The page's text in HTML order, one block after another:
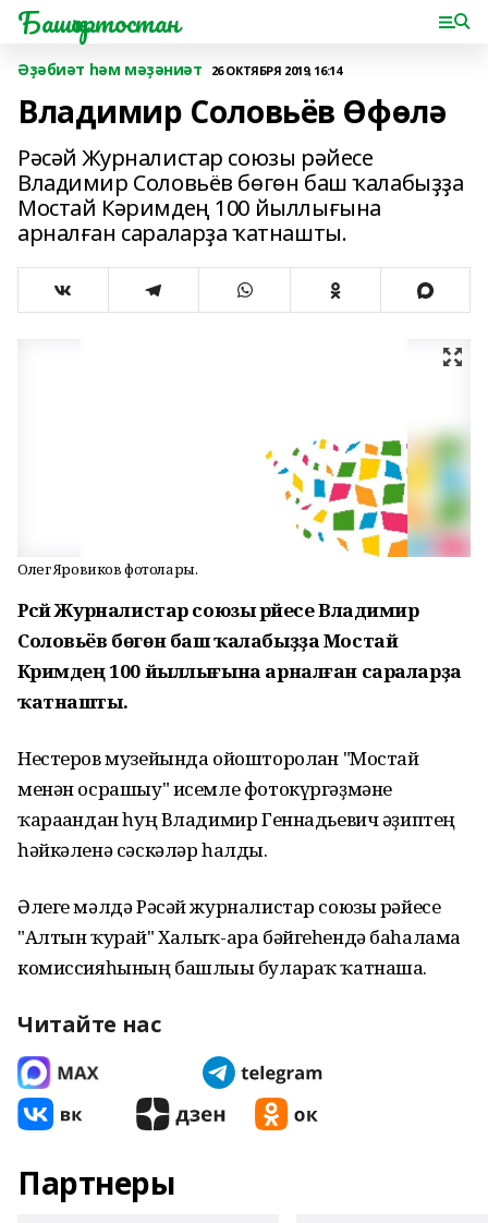
Башҡортостан
Әҙәбиәт һәм мәҙәниәт 26 ОКТЯБРЯ 2019, 16:14
Владимир Соловьёв Өфөлә
Рәсәй Журналистар союзы рәйесе
Владимир Соловьёв бөгөн баш ҡалабыҙҙа
Мостай Кәримдең 100 йыллығына
арналған сараларҙа ҡатнашты.
Олег Яровиков фотолары.
Рәсәй Журналистар союзы рәйесе Владимир
Соловьёв бөгөн баш ҡалабыҙҙа Мостай
Кәримдең 100 йыллығына арналған сараларҙа
ҡатнашты.
Нестеров музейында ойошторолған "Мостай
менән осрашыу" исемле фотокүргәҙмәне
ҡарағандан һуң Владимир Геннадьевич әҙиптең
һәйкәленә сәскәләр һалды.
Әлеге мәлдә Рәсәй журналистар союзы рәйесе
"Алтын ҡурай" Халыҡ-ара бәйгеһендә баһалама
комиссияһының башлығы булараҡ ҡатнаша.
Читайте нас
Партнеры